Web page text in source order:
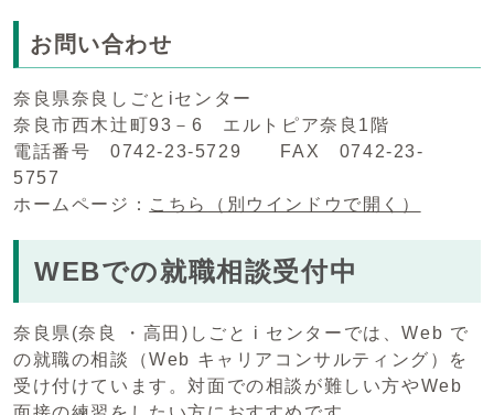
お問い合わせ
奈良県奈良しごとiセンター
奈良市西木辻町93－6 エルトピア奈良1階
電話番号 0742-23-5729 FAX 0742-23-
5757
ホームページ： こちら （別ウインドウで開く）
WEBでの就職相談受付中
奈良県(奈良 ・高田)しごと i センターでは、Web で
の就職の相談（Web キャリアコンサルティング）を
受け付けています。対面での相談が難しい方やWeb